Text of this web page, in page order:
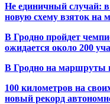
Не единичный случай:
новую схему взяток на
В Гродно пройдет
ожидается около 200
В Гродно на
100 километров на
новый рекорд